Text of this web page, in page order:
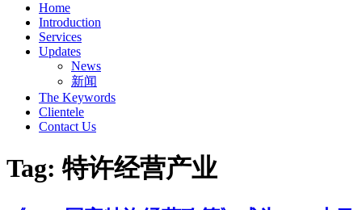
Home
Introduction
Services
Updates
News
新闻
The Keywords
Clientele
Contact Us
Tag: 特许经营产业